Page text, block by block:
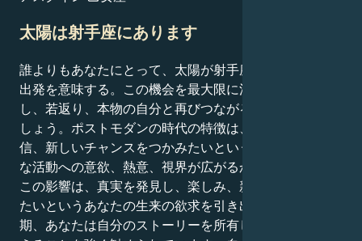
太陽は射手座にあります
誰よりもあなたにとって、太陽が射手座に戻ることは再
出発を意味する。この機会を最大限に活用すれば、集中
し、若返り、本物の自分と再びつながることができるで
しょう。ポストモダンの時代の特徴は、新たな活力、自
信、新しいチャンスをつかみたいという欲求です。好き
な活動への意欲、熱意、視界が広がるかもしれません。
この影響は、真実を発見し、楽しみ、新しいことを学び
たいというあなたの生来の欲求を引き出します。この時
期、あなたは自分のストーリーを所有し、それを人に伝